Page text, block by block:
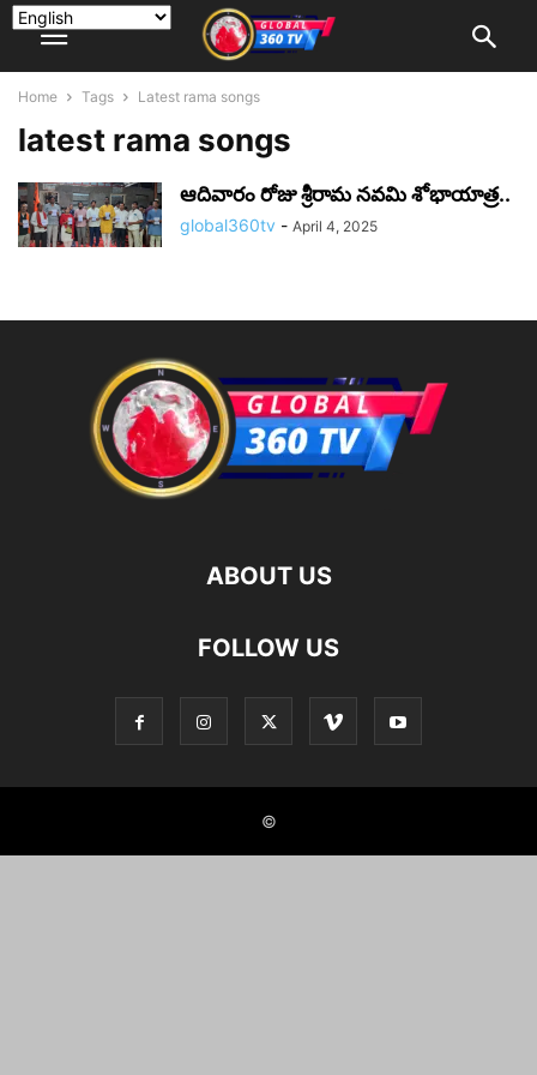
Home Tags Latest rama songs
latest rama songs
ఆదివారం రోజు శ్రీరామ నవమి శోభాయాత్ర..
global360tv - April 4, 2025
ABOUT US
FOLLOW US
©